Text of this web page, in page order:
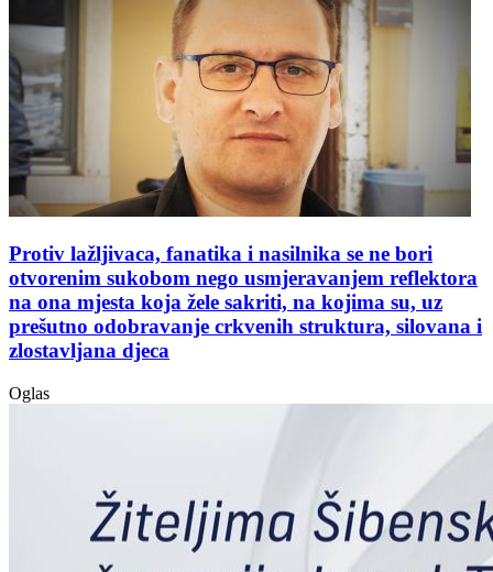
Protiv lažljivaca, fanatika i nasilnika se ne bori
otvorenim sukobom nego usmjeravanjem reflektora
na ona mjesta koja žele sakriti, na kojima su, uz
prešutno odobravanje crkvenih struktura, silovana i
zlostavljana djeca
Oglas